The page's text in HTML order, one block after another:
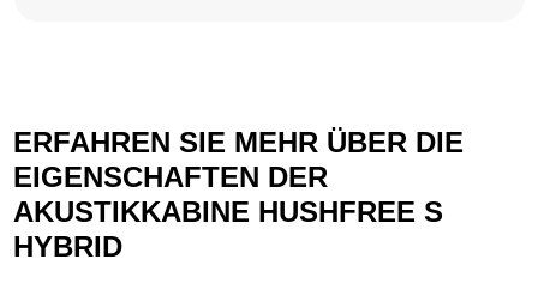
ERFAHREN SIE MEHR ÜBER DIE
EIGENSCHAFTEN DER
AKUSTIKKABINE HUSHFREE S
HYBRID